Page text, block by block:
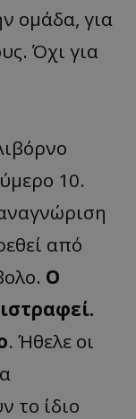
ομάδα, για
Όχι για
10.
από
Ο
. Ήθελε οι
το ίδιο